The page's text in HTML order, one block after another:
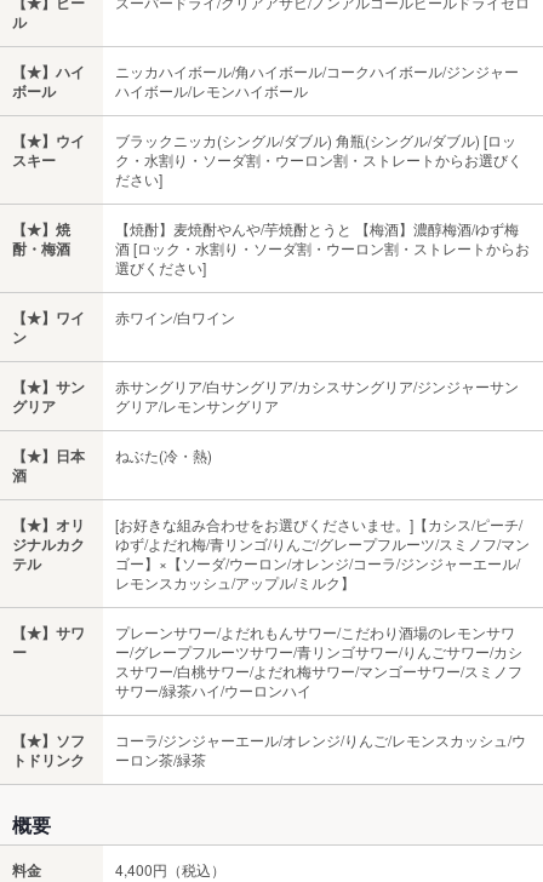
ル
【★】ハイ
ボール
ニッカハイボール/角ハイボール/コークハイボール/ジンジャー
ハイボール/レモンハイボール
【★】ウイ
スキー
ブラックニッカ(シングル/ダブル) 角瓶(シングル/ダブル) [ロッ
ク・水割り・ソーダ割・ウーロン割・ストレートからお選びく
ださい]
【★】焼
酎・梅酒
【焼酎】麦焼酎やんや/芋焼酎とうと 【梅酒】濃醇梅酒/ゆず梅
酒 [ロック・水割り・ソーダ割・ウーロン割・ストレートからお
選びください]
【★】ワイ
ン
赤ワイン/白ワイン
【★】サン
グリア
赤サングリア/白サングリア/カシスサングリア/ジンジャーサン
グリア/レモンサングリア
【★】日本
酒
ねぶた(冷・熱)
【★】オリ
ジナルカク
テル
[お好きな組み合わせをお選びくださいませ。]【カシス/ピーチ/
ゆず/よだれ梅/青リンゴ/りんご/グレープフルーツ/スミノフ/マン
ゴー】×【ソーダ/ウーロン/オレンジ/コーラ/ジンジャーエール/
レモンスカッシュ/アップル/ミルク】
【★】サワ
ー
プレーンサワー/よだれもんサワー/こだわり酒場のレモンサワ
ー/グレープフルーツサワー/青リンゴサワー/りんごサワー/カシ
スサワー/白桃サワー/よだれ梅サワー/マンゴーサワー/スミノフ
サワー/緑茶ハイ/ウーロンハイ
【★】ソフ
トドリンク
コーラ/ジンジャーエール/オレンジ/りんご/レモンスカッシュ/ウ
ーロン茶/緑茶
概要
料金 4,400円（税込）